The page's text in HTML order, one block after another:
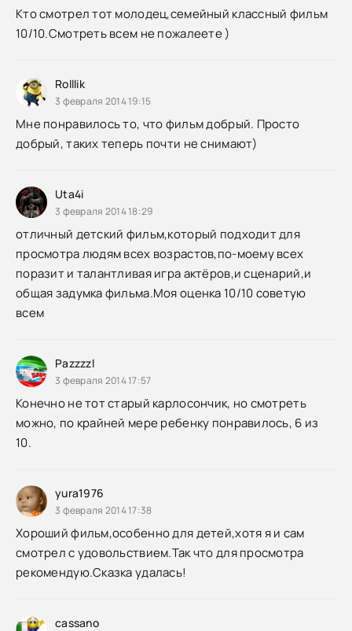
Кто смотрел тот молодец,семейный классный фильм
10/10.Смотреть всем не пожалеете )
Rolllik
3 февраля 2014 19:15
Мне понравилось то, что фильм добрый. Просто
добрый, таких теперь почти не снимают)
Uta4i
3 февраля 2014 18:29
отличный детский фильм,который подходит для
просмотра людям всех возрастов,по-моему всех
поразит и талантливая игра актёров,и сценарий,и
общая задумка фильма.Моя оценка 10/10 советую
всем
Pazzzzl
3 февраля 2014 17:57
Конечно не тот старый карлосончик, но смотреть
можно, по крайней мере ребенку понравилось, 6 из
10.
yura1976
3 февраля 2014 17:38
Хороший фильм,особенно для детей,хотя я и сам
смотрел с удовольствием.Так что для просмотра
рекомендую.Сказка удалась!
cassano